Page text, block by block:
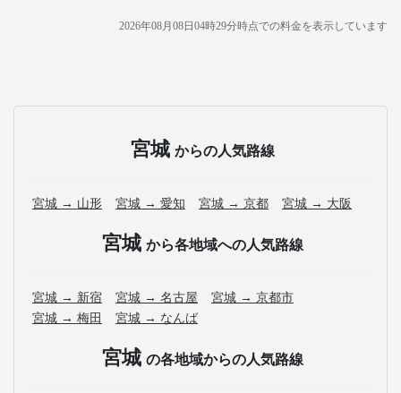
2026年08月08日04時29分時点での料金を表示しています
宮城 からの人気路線
宮城 → 山形 宮城 → 愛知 宮城 → 京都 宮城 → 大阪
宮城 から各地域への人気路線
宮城 → 新宿 宮城 → 名古屋
宮城 → 京都市
宮城 → 梅田
宮城 → なんば
宮城 の各地域からの人気路線